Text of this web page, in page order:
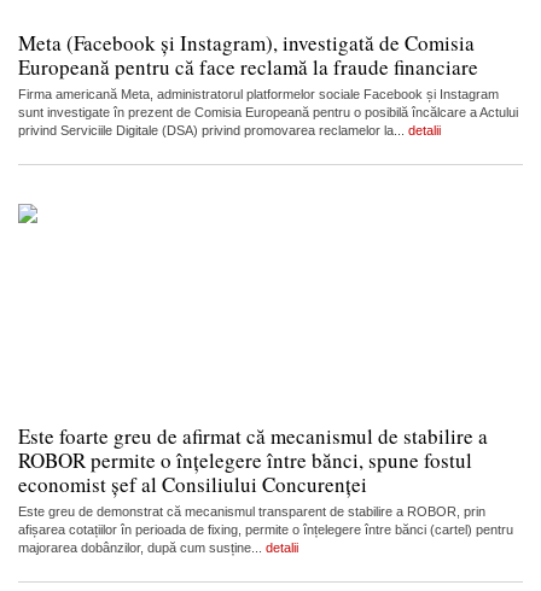
Meta (Facebook și Instagram), investigată de Comisia
Europeană pentru că face reclamă la fraude financiare
Firma americană Meta, administratorul platformelor sociale Facebook și Instagram
sunt investigate în prezent de Comisia Europeană pentru o posibilă încălcare a Actului
privind Serviciile Digitale (DSA) privind promovarea reclamelor la... detalii
Este foarte greu de afirmat că mecanismul de stabilire a
ROBOR permite o înțelegere între bănci, spune fostul
economist șef al Consiliului Concurenței
Este greu de demonstrat că mecanismul transparent de stabilire a ROBOR, prin
afișarea cotațiilor în perioada de fixing, permite o înțelegere între bănci (cartel) pentru
majorarea dobânzilor, după cum susține... detalii